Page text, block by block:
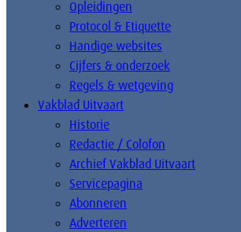
Opleidingen
Protocol & Etiquette
Handige websites
Cijfers & onderzoek
Regels & wetgeving
Vakblad Uitvaart
Historie
Redactie / Colofon
Archief Vakblad Uitvaart
Servicepagina
Abonneren
Adverteren